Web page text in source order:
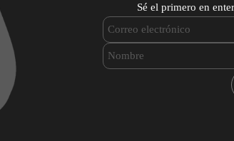
Sé el primero en